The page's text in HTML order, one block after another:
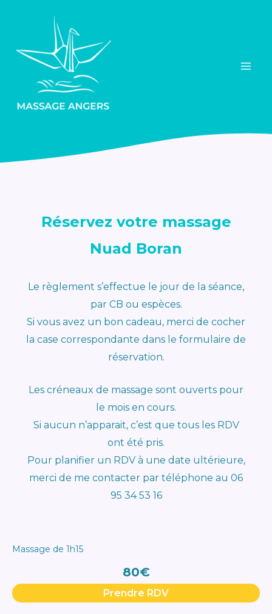
Réservez votre massage
Nuad Boran
Le règlement s’effectue le jour de la séance,
par CB ou espèces.
Si vous avez un bon cadeau, merci de cocher
la case correspondante dans le formulaire de
réservation.
Les créneaux de massage sont ouverts pour
le mois en cours.
Si aucun n’apparait, c’est que tous les RDV
ont été pris.
Pour planifier un RDV à une date ultérieure,
merci de me contacter par téléphone au 06
95 34 53 16
Massage de 1h15
80€
Prendre RDV